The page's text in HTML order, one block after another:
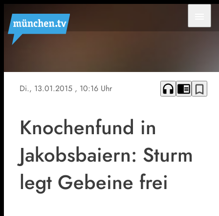
Di., 13.01.2015 , 10:16 Uhr headphones chrome_reader_mode bookmark_border
Knochenfund in
Jakobsbaiern: Sturm
legt Gebeine frei